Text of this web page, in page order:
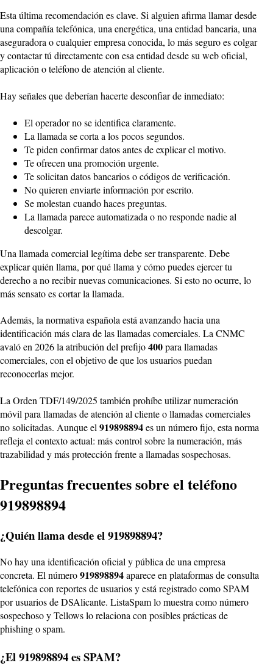
Esta última recomendación es clave. Si alguien afirma llamar desde
una compañía telefónica, una energética, una entidad bancaria, una
aseguradora o cualquier empresa conocida, lo más seguro es colgar
y contactar tú directamente con esa entidad desde su web oficial,
aplicación o teléfono de atención al cliente.
Hay señales que deberían hacerte desconfiar de inmediato:
El operador no se identifica claramente.
La llamada se corta a los pocos segundos.
Te piden confirmar datos antes de explicar el motivo.
Te ofrecen una promoción urgente.
Te solicitan datos bancarios o códigos de verificación.
No quieren enviarte información por escrito.
Se molestan cuando haces preguntas.
La llamada parece automatizada o no responde nadie al
descolgar.
Una llamada comercial legítima debe ser transparente. Debe
explicar quién llama, por qué llama y cómo puedes ejercer tu
derecho a no recibir nuevas comunicaciones. Si esto no ocurre, lo
más sensato es cortar la llamada.
Además, la normativa española está avanzando hacia una
identificación más clara de las llamadas comerciales. La CNMC
avaló en 2026 la atribución del prefijo400para llamadas
comerciales, con el objetivo de que los usuarios puedan
reconocerlas mejor.
La Orden TDF/149/2025 también prohíbe utilizar numeración
móvil para llamadas de atención al cliente o llamadas comerciales
no solicitadas. Aunque el 919898894es un número fijo, esta norma
refleja el contexto actual: más control sobre la numeración, más
trazabilidad y más protección frente a llamadas sospechosas.
Preguntas frecuentes sobre el teléfono
919898894
¿Quién llama desde el 919898894?
No hay una identificación oficial y pública de una empresa
concreta. El número919898894aparece en plataformas de consulta
telefónica con reportes de usuarios y está registrado como SPAM
por usuarios de DSAlicante. ListaSpam lo muestra como número
sospechoso y Tellows lo relaciona con posibles prácticas de
phishing o spam.
¿El 919898894 es SPAM?